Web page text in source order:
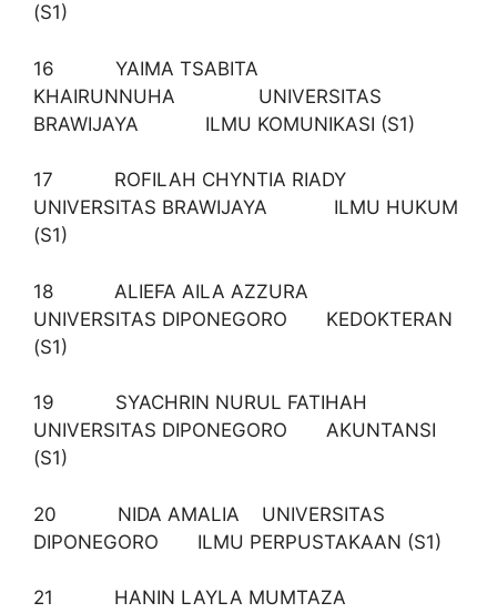
(S1)
16 YAIMA TSABITA
KHAIRUNNUHA UNIVERSITAS
BRAWIJAYA ILMU KOMUNIKASI (S1)
17 ROFILAH CHYNTIA RIADY
UNIVERSITAS BRAWIJAYA ILMU HUKUM
(S1)
18 ALIEFA AILA AZZURA
UNIVERSITAS DIPONEGORO KEDOKTERAN
(S1)
19 SYACHRIN NURUL FATIHAH
UNIVERSITAS DIPONEGORO AKUNTANSI
(S1)
20 NIDA AMALIA UNIVERSITAS
DIPONEGORO ILMU PERPUSTAKAAN (S1)
21 HANIN LAYLA MUMTAZA